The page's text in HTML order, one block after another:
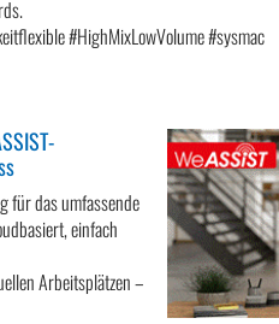
#HighMixLowVolume #sysmac
für das umfassende
einfach
Arbeitsplätzen –